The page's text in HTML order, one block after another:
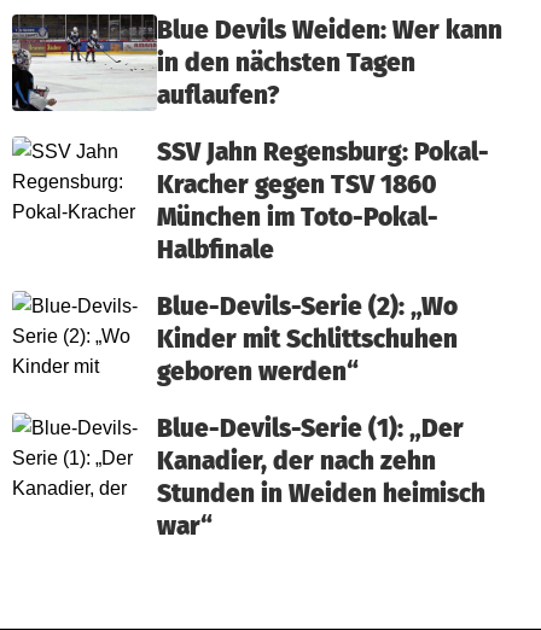
Blue Devils Weiden: Wer kann
in den nächsten Tagen
auflaufen?
SSV Jahn Regensburg: Pokal-
Kracher gegen TSV 1860
München im Toto-Pokal-
Halbfinale
Blue-Devils-Serie (2): „Wo
Kinder mit Schlittschuhen
geboren werden“
Blue-Devils-Serie (1): „Der
Kanadier, der nach zehn
Stunden in Weiden heimisch
war“